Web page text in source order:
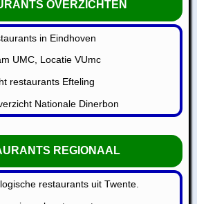
OVERZICHTEN
in Eindhoven
UMC, Locatie VUmc
restaurants Efteling
Nationale Dinerbon
REGIONAAL
restaurants uit Twente.